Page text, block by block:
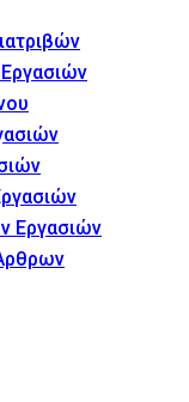
Εργασιών